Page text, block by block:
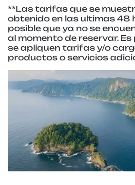
**Las tarifas que se
obtenido en las ultimas 48
posible que ya no se
al momento de reservar.
se apliquen tarifas y/o
productos o servicios